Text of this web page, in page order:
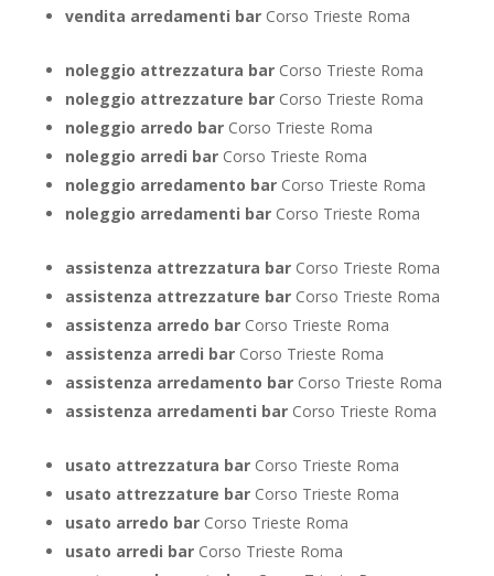
vendita arredamenti barCorso Trieste Roma
noleggio attrezzatura barCorso Trieste Roma
noleggio attrezzature barCorso Trieste Roma
noleggio arredo barCorso Trieste Roma
noleggio arredi barCorso Trieste Roma
noleggio arredamento barCorso Trieste Roma
noleggio arredamenti barCorso Trieste Roma
assistenza attrezzatura barCorso Trieste Roma
assistenza attrezzature barCorso Trieste Roma
assistenza arredo barCorso Trieste Roma
assistenza arredi barCorso Trieste Roma
assistenza arredamento barCorso Trieste Roma
assistenza arredamenti barCorso Trieste Roma
usato attrezzatura barCorso Trieste Roma
usato attrezzature barCorso Trieste Roma
usato arredo barCorso Trieste Roma
usato arredi barCorso Trieste Roma